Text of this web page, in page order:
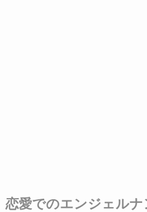
恋愛でのエンジェルナ